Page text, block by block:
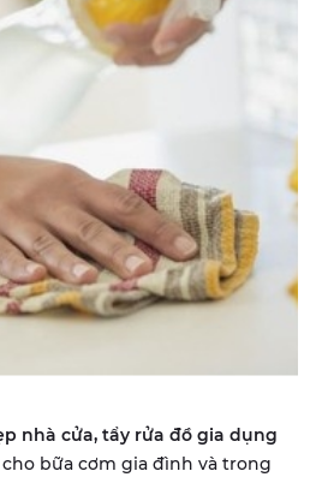
nhà cửa, tẩy rửa đồ gia dụng
bữa cơm gia đình và trong